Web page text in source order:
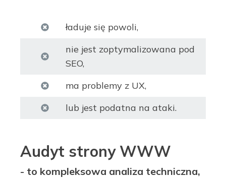
ładuje się powoli,
nie jest zoptymalizowana pod
SEO,
ma problemy z UX,
lub jest podatna na ataki.
Audyt strony WWW
- to kompleksowa analiza techniczna,